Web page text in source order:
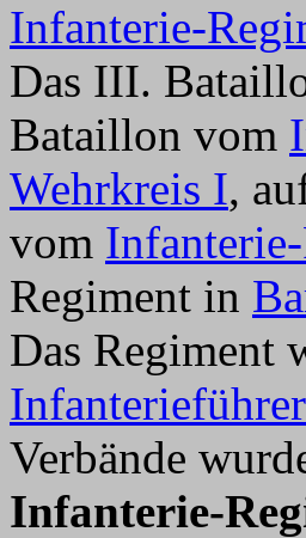
Infanterie-
Das III.
Bataillon vom
Wehrkreis I,
vom
Regiment in
Das Regiment
Verbände
Infanterie-